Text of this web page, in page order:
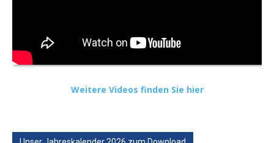
Weitere Videos finden Sie hier